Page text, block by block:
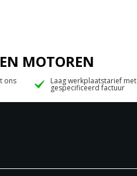
MOTOREN
ons Laag werkplaatstarief met
gespecificeerd factuur